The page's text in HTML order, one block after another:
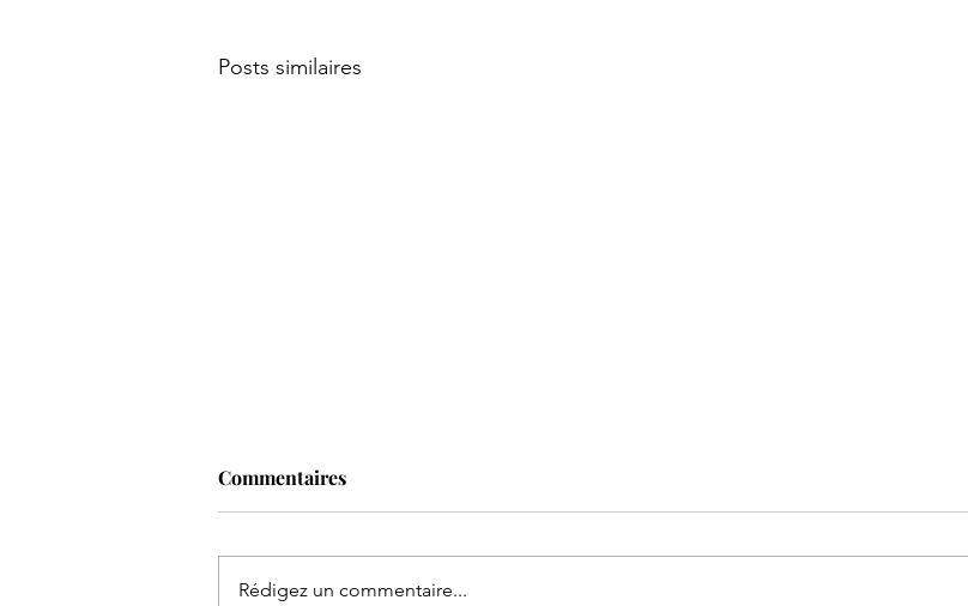
Posts similaires
Commentaires
Rédigez un commentaire...